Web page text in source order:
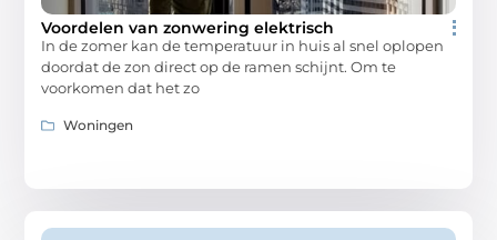
Voordelen van zonwering elektrisch
In de zomer kan de temperatuur in huis al snel oplopen
doordat de zon direct op de ramen schijnt. Om te
voorkomen dat het zo
Woningen